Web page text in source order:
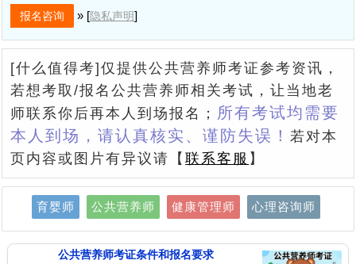
» [隐私声明]
[什么值得考]仅提供公共营养师考证参考资讯，
若想考取/报名公共营养师相关考试，让当地老
师联系你后再本人到场报名； 所有考试均需要
本人到场，请认真核实、谨防失误！ 若对本
页内容或图片有异议请【联系客服 】
育婴师 公共营养师 健康管理师 心理咨询师
公共营养师考证条件和报名要求